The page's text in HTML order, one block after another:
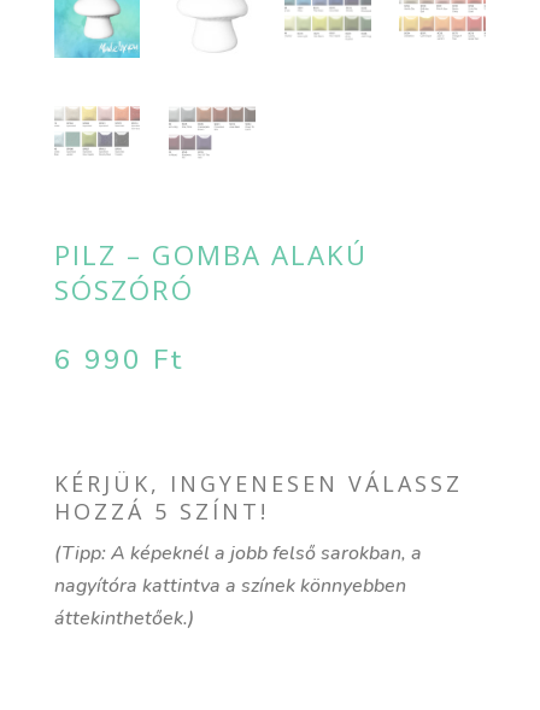
PILZ – GOMBA ALAKÚ
SÓSZÓRÓ
6 990 Ft
KÉRJÜK, INGYENESEN VÁLASSZ
HOZZÁ 5 SZÍNT!
(Tipp: A képeknél a jobb felső sarokban, a
nagyítóra kattintva a színek könnyebben
áttekinthetőek.)